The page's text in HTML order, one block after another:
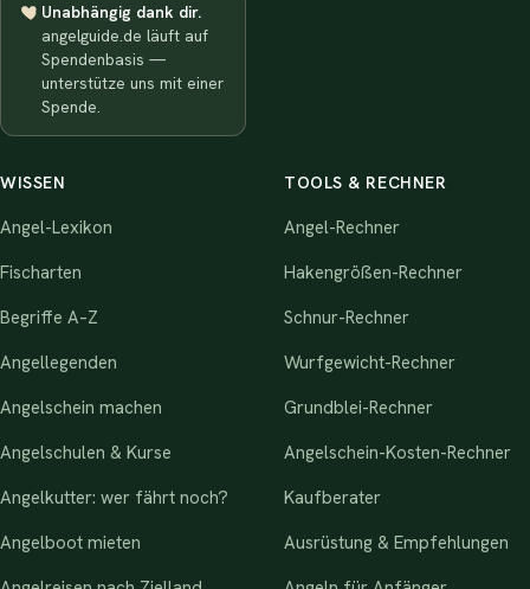
Unabhängig dank dir.
angelguide.de läuft auf
Spendenbasis —
unterstütze uns mit einer
Spende.
WISSEN
Angel-Lexikon
Fischarten
Begriffe A–Z
Angellegenden
Angelschein machen
Angelschulen & Kurse
Angelkutter: wer fährt noch?
Angelboot mieten
TOOLS & RECHNER
Angel-Rechner
Hakengrößen-Rechner
Schnur-Rechner
Wurfgewicht-Rechner
Grundblei-Rechner
Angelschein-Kosten-Rechner
Kaufberater
Ausrüstung & Empfehlungen